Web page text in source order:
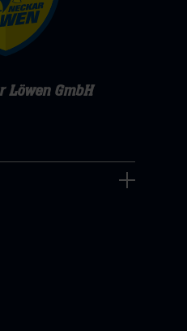
Löwen GmbH